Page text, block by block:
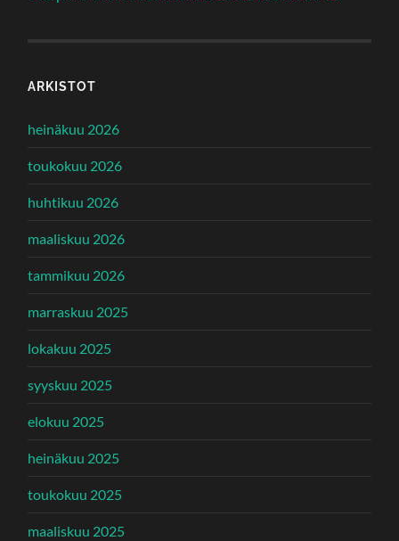
ARKISTOT
heinäkuu 2026
toukokuu 2026
huhtikuu 2026
maaliskuu 2026
tammikuu 2026
marraskuu 2025
lokakuu 2025
syyskuu 2025
elokuu 2025
heinäkuu 2025
toukokuu 2025
maaliskuu 2025